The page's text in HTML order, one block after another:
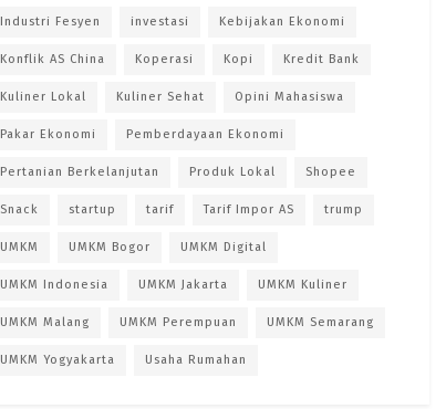
Industri Fesyen investasi Kebijakan Ekonomi
Konflik AS China Koperasi Kopi Kredit Bank
Kuliner Lokal Kuliner Sehat Opini Mahasiswa
Pakar Ekonomi Pemberdayaan Ekonomi
Pertanian Berkelanjutan Produk Lokal Shopee
Snack startup tarif Tarif Impor AS trump
UMKM UMKM Bogor UMKM Digital
UMKM Indonesia UMKM Jakarta UMKM Kuliner
UMKM Malang UMKM Perempuan UMKM Semarang
UMKM Yogyakarta Usaha Rumahan